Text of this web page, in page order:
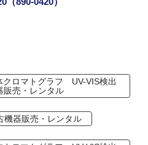
ロマトグラフ UV-VIS検出
売・レンタル
器販売・レンタル